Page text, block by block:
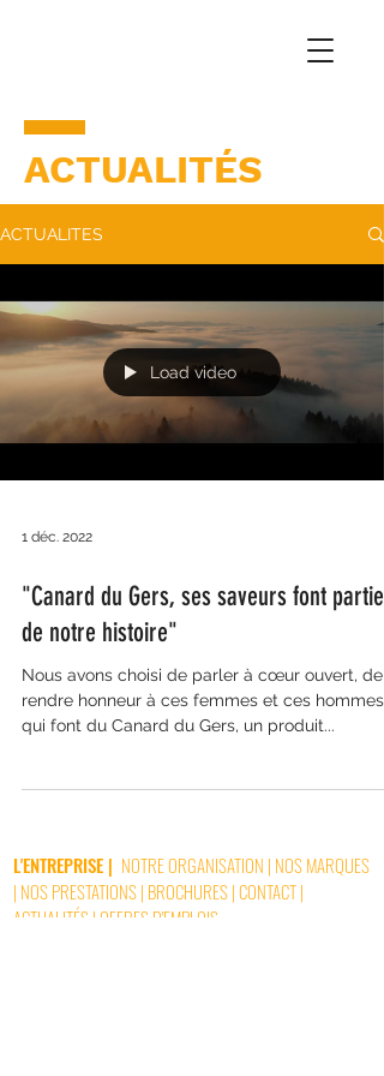
ACTUALITÉS
ACTUALITES
Load video
1 déc. 2022
"Canard du Gers, ses saveurs font parties
de notre histoire"
Nous avons choisi de parler à cœur ouvert, de
rendre honneur à ces femmes et ces hommes
qui font du Canard du Gers, un produit...
L'ENTREPRISE | NOTRE ORGANISATION | NOS MARQUES
| NOS PRESTATIONS| BROCHURES|CONTACT|
ACTUALITÉS |OFFRES D'EMPLOIS